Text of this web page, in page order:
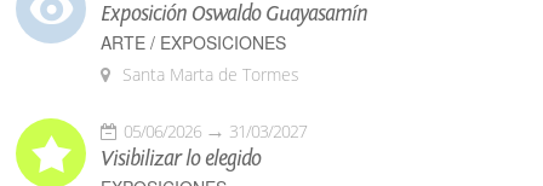
Exposición Oswaldo Guayasamín
ARTE / EXPOSICIONES
Santa Marta de Tormes
05/06/2026 31/03/2027
Visibilizar lo elegido